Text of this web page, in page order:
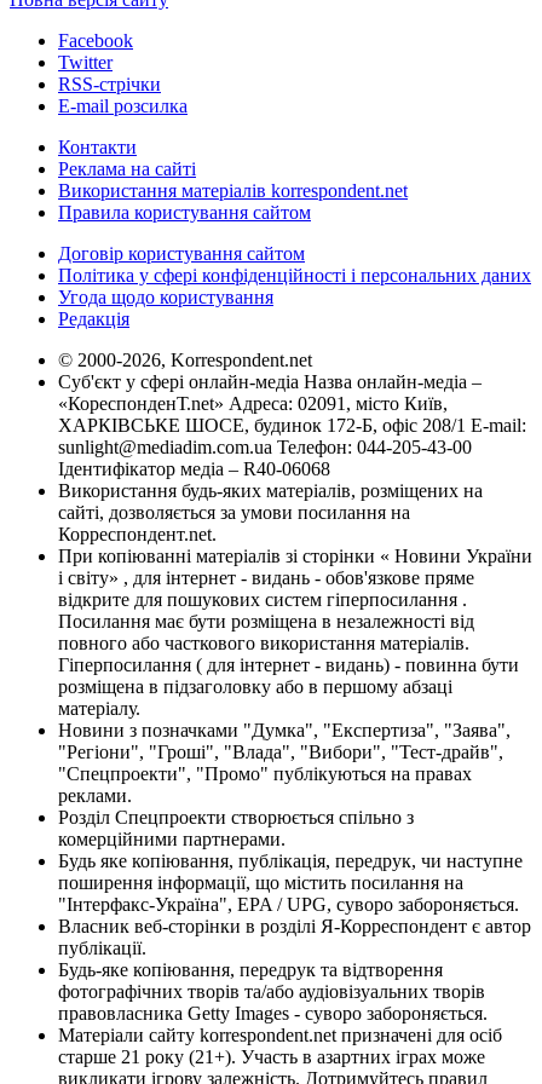
Facebook
Twitter
RSS-стрічки
E-mail розсилка
Контакти
Реклама на сайті
Використання матеріалів korrespondent.net
Правила користування сайтом
Договір користування сайтом
Політика у сфері конфіденційності і персональних даних
Угода щодо користування
Редакція
© 2000-2026, Korrespondent.net
Суб'єкт у сфері онлайн-медіа Назва онлайн-медіа –
«КореспонденТ.net» Адреса: 02091, місто Київ,
ХАРКІВСЬКЕ ШОСЕ, будинок 172-Б, офіс 208/1 E-mail:
sunlight@mediadim.com.ua Телефон: 044-205-43-00
Ідентифікатор медіа – R40-06068
Використання будь-яких матеріалів, розміщених на
сайті, дозволяється за умови посилання на
Корреспондент.net.
При копіюванні матеріалів зі сторінки « Новини України
і світу» , для інтернет - видань - обов'язкове пряме
відкрите для пошукових систем гіперпосилання .
Посилання має бути розміщена в незалежності від
повного або часткового використання матеріалів.
Гіперпосилання ( для інтернет - видань) - повинна бути
розміщена в підзаголовку або в першому абзаці
матеріалу.
Новини з позначками "Думка", "Експертиза", "Заява",
"Регіони", "Гроші", "Влада", "Вибори", "Тест-драйв",
"Спецпроекти", "Промо" публікуються на правах
реклами.
Розділ Спецпроекти створюється спільно з
комерційними партнерами.
Будь яке копіювання, публікація, передрук, чи наступне
поширення інформації, що містить посилання на
"Інтерфакс-Україна", EPA / UPG, суворо забороняється.
Власник веб-сторінки в розділі Я-Корреспондент є автор
публікації.
Будь-яке копіювання, передрук та відтворення
фотографічних творів та/або аудіовізуальних творів
правовласника Getty Images - суворо забороняється.
Матеріали сайту korrespondent.net призначені для осіб
старше 21 року (21+). Участь в азартних іграх може
викликати ігрову залежність. Дотримуйтесь правил